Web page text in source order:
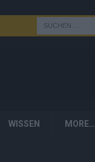
WISSEN MORE…